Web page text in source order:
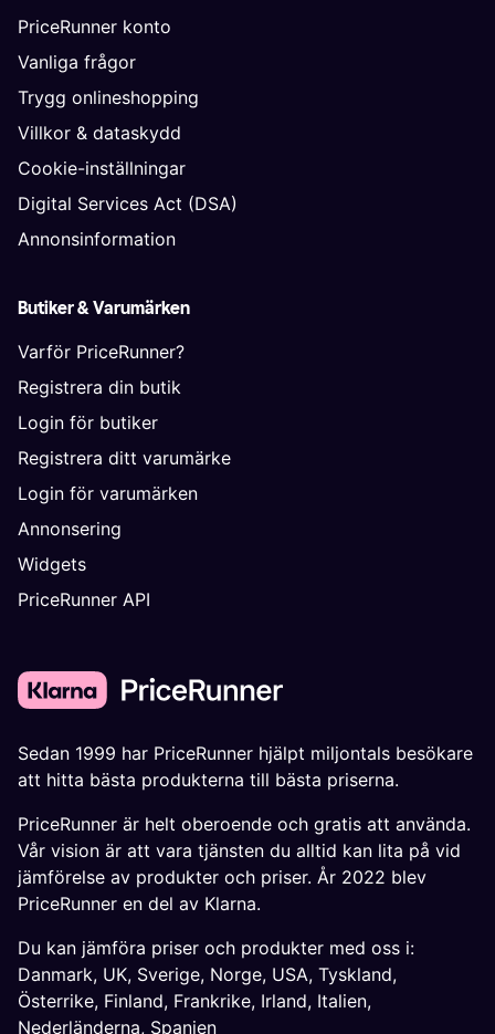
PriceRunner konto
Vanliga frågor
Trygg onlineshopping
Villkor & dataskydd
Cookie-inställningar
Digital Services Act (DSA)
Annonsinformation
Butiker & Varumärken
Varför PriceRunner?
Registrera din butik
Login för butiker
Registrera ditt varumärke
Login för varumärken
Annonsering
Widgets
PriceRunner API
Sedan 1999 har PriceRunner hjälpt miljontals besökare
att hitta bästa produkterna till bästa priserna.
PriceRunner är helt oberoende och gratis att använda.
Vår vision är att vara tjänsten du alltid kan lita på vid
jämförelse av produkter och priser. År 2022 blev
PriceRunner en del av Klarna.
Du kan jämföra priser och produkter med oss i:
Danmark, UK, Sverige, Norge, USA, Tyskland,
Österrike, Finland, Frankrike, Irland, Italien,
Nederländerna, Spanien